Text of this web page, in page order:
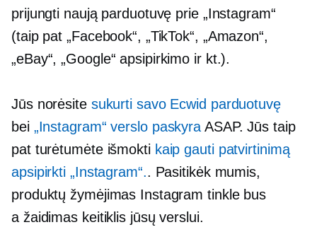
prijungti naują parduotuvę prie „Instagram“
(taip pat „Facebook“, „TikTok“, „Amazon“,
„eBay“, „Google“ apsipirkimo ir kt.).
Jūs norėsite sukurti savo Ecwid parduotuvę
bei „Instagram“ verslo paskyra ASAP. Jūs taip
pat turėtumėte išmokti kaip gauti patvirtinimą
apsipirkti „Instagram“.. Pasitikėk mumis,
produktų žymėjimas Instagram tinkle bus
a žaidimas keitiklis jūsų verslui.